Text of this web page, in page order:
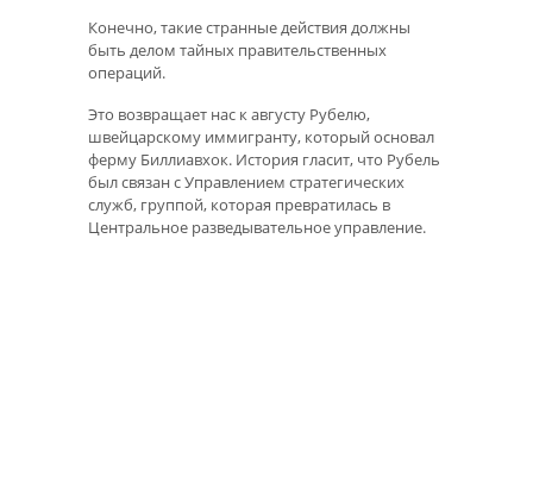
Конечно, такие странные действия должны
быть делом тайных правительственных
операций.
Это возвращает нас к августу Рубелю,
швейцарскому иммигранту, который основал
ферму Биллиавхок. История гласит, что Рубель
был связан с Управлением стратегических
служб, группой, которая превратилась в
Центральное разведывательное управление.